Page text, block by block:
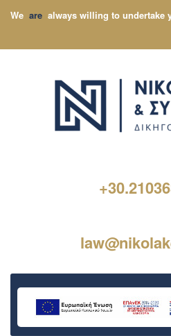
We are always willing to undertake